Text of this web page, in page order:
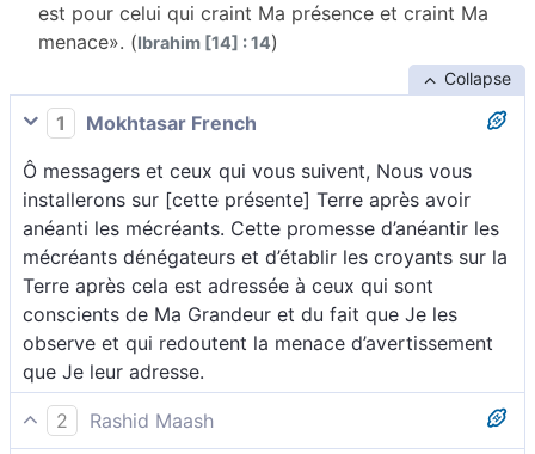
est pour celui qui craint Ma présence et craint Ma
menace». (Ibrahim [14] : 14)
Collapse
1
Mokhtasar French
Ô messagers et ceux qui vous suivent, Nous vous
installerons sur [cette présente] Terre après avoir
anéanti les mécréants. Cette promesse d’anéantir les
mécréants dénégateurs et d’établir les croyants sur la
Terre après cela est adressée à ceux qui sont
conscients de Ma Grandeur et du fait que Je les
observe et qui redoutent la menace d’avertissement
que Je leur adresse.
2
Rashid Maash